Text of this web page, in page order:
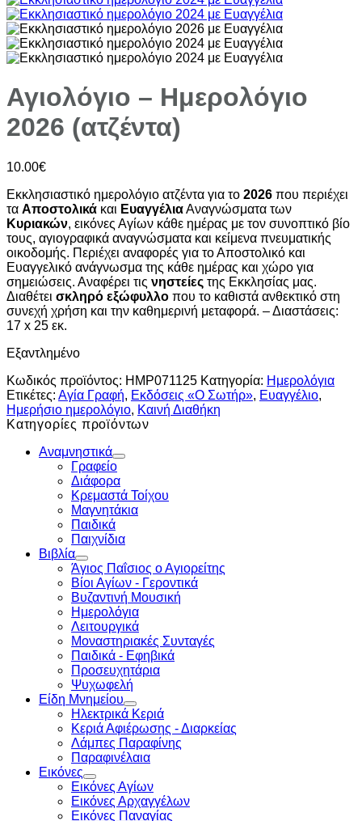
Αγιολόγιο – Ημερολόγιο
2026 (ατζέντα)
10.00€
Εκκλησιαστικό ημερολόγιο ατζέντα για το 2026 που περιέχει
τα Αποστολικά και ΕυαγγέλιαΑναγνώσματα των
Κυριακών, εικόνες Αγίων κάθε ημέρας με τον συνοπτικό βίο
τους, αγιογραφικά αναγνώσματα και κείμενα πνευματικής
οικοδομής. Περιέχει αναφορές για το Αποστολικό και
Ευαγγελικό ανάγνωσμα της κάθε ημέρας και χώρο για
σημειώσεις. Αναφέρει τις νηστείες της Εκκλησίας μας.
Διαθέτει σκληρό εξώφυλλο που το καθιστά ανθεκτικό στη
συνεχή χρήση και την καθημερινή μεταφορά. – Διαστάσεις:
17 x 25 εκ.
Εξαντλημένο
Κωδικός προϊόντος: HMP071125 Κατηγορία: Ημερολόγια
Ετικέτες: Αγία Γραφή, Εκδόσεις «Ο Σωτήρ», Ευαγγέλιο,
Ημερήσιο ημερολόγιο, Καινή Διαθήκη
Κατηγορίες προϊόντων
Αναμνηστικά
Γραφείο
Διάφορα
Κρεμαστά Τοίχου
Μαγνητάκια
Παιδικά
Παιχνίδια
Βιβλία
Άγιος Παΐσιος ο Αγιορείτης
Βίοι Αγίων - Γεροντικά
Βυζαντινή Μουσική
Ημερολόγια
Λειτουργικά
Μοναστηριακές Συνταγές
Παιδικά - Εφηβικά
Προσευχητάρια
Ψυχωφελή
Είδη Μνημείου
Ηλεκτρικά Κεριά
Κεριά Αφιέρωσης - Διαρκείας
Λάμπες Παραφίνης
Παραφινέλαια
Εικόνες
Εικόνες Αγίων
Εικόνες Αρχαγγέλων
Εικόνες Παναγίας